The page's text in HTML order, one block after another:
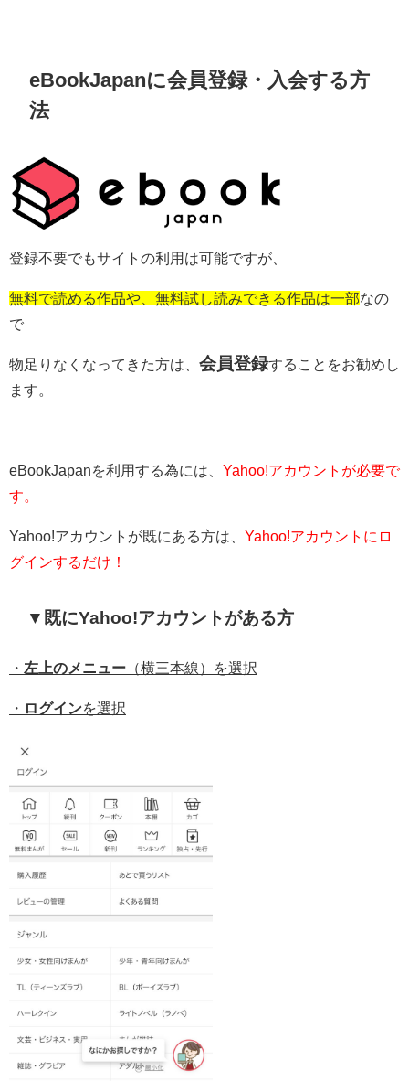
eBookJapanに会員登録・入会する方
法
登録不要でもサイトの利用は可能ですが、
無料で読める作品や、無料試し読みできる作品は一部なの
で
物足りなくなってきた方は、 会員登録することをお勧めし
ます。
eBookJapanを利用する為には、 Yahoo!アカウントが必要で
す。
Yahoo!アカウントが既にある方は、 Yahoo!アカウントにロ
グインするだけ！
▼既にYahoo!アカウントがある方
・ 左上のメニュー （横三本線）を選択
・ ログインを選択